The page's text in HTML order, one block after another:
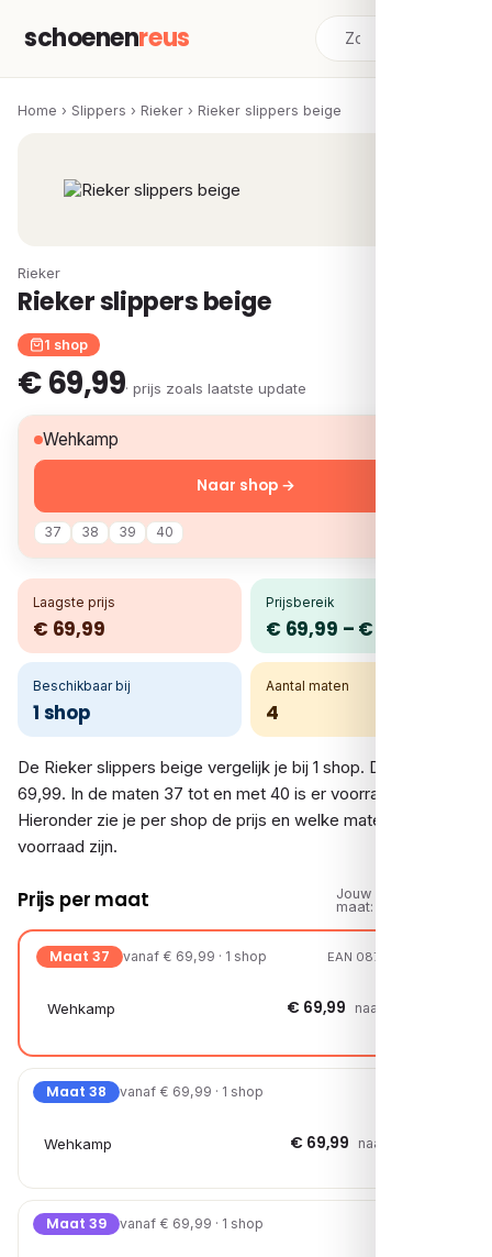
schoenenreus
Home › Slippers › Rieker › Rieker slippers beige
Rieker
Rieker slippers beige
1 shop
€ 69,99· prijs zoals laatste update
Wehkamp
37 38 39 40
Naar shop →
Laagste prijs
€ 69,99
Prijsbereik
€ 69,99 – € 69,99
Beschikbaar bij
1 shop
Aantal maten
4
De Rieker slippers beige vergelijk je bij 1 shop. De prijs is €
69,99. In de maten 37 tot en met 40 is er voorraad.
Hieronder zie je per shop de prijs en welke maten op
voorraad zijn.
Prijs per maat
Jouw
maat:
Maat 37 vanaf € 69,99 · 1 shop EAN 08721108177617
Wehkamp € 69,99 naar shop →
Maat 38 vanaf € 69,99 · 1 shop
Wehkamp € 69,99 naar shop →
Maat 39 vanaf € 69,99 · 1 shop